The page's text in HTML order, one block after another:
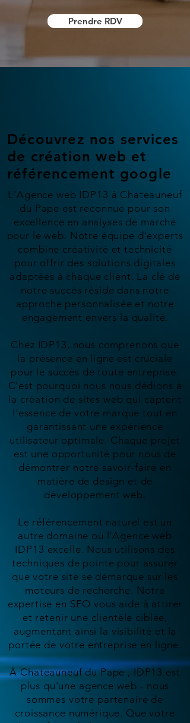
Prendre RDV
Découvrez nos services
de création web et
référencement google
L'Agence web IDP13 à Chateauneuf
du Pape est reconnue pour son
excellence en analyses de marché
pour le web. Notre équipe d'experts
combine créativité et technicité
pour offrir des solutions digitales
adaptées à chaque client. La clé de
notre succès réside dans notre
approche personnalisée et notre
engagement envers la qualité.
Chez IDP13, nous comprenons que
la présence en ligne est cruciale
pour le succès de toute entreprise.
C'est pourquoi nous nous dédions à
la création de sites web qui captent
l'essence de votre marque tout en
garantissant une expérience
utilisateur optimale. Chaque projet
est une opportunité pour nous de
démontrer notre savoir-faire en
matière de design et de
développement web.
Le référencement naturel est un
autre domaine où l'Agence web
IDP13 excelle. Nous utilisons des
techniques de pointe pour assurer
que votre site se démarque sur les
moteurs de recherche. Notre
expertise en SEO vous aide à attirer
et retenir une clientèle ciblée,
augmentant ainsi la visibilité et la
portée de votre entreprise en ligne.
À Chateauneuf du Pape , IDP13 est
plus qu'une agence web - nous
sommes votre partenaire de
croissance numérique. Que votre